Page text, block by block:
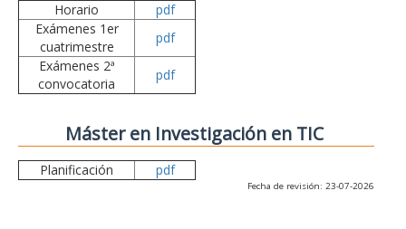
Horario
pdf
Exámenes 1er
cuatrimestre
pdf
Exámenes 2ª
convocatoria
pdf
Máster en Investigación en TIC
Planificación pdf
Fecha de revisión: 23-07-2026